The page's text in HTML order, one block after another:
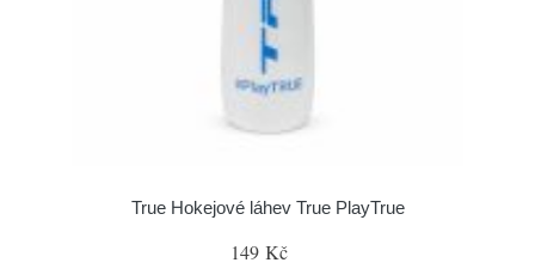
True Hokejové láhev True PlayTrue
149 Kč